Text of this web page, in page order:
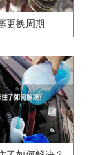
更换周期